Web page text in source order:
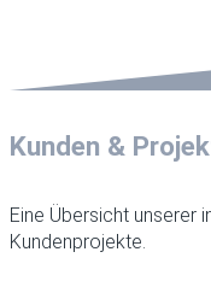
Kunden &
Eine Übersicht unserer
Kundenprojekte.